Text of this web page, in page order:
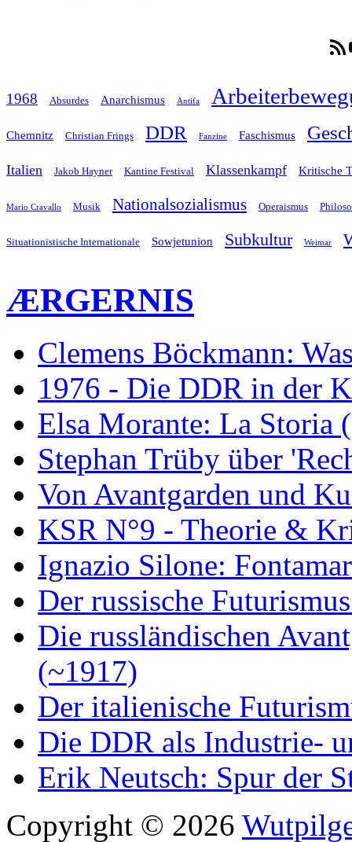
RSS-
1968 Absurdes Anarchismus Antifa
Chemnitz Christian Frings DDR Fanzine Faschismus
Italien Jakob Hayner Kantine Festival Klassenkampf Kritische
Mario Cravallo Musik Nationalsozialismus Operaismus
Situationistische Internationale Sowjetunion Subkultur Weimar
ÆRGERNIS
Clemens Böckmann:
1976 - Die DDR in der
Elsa Morante: La Storia
Stephan Trüby über
Von Avantgarden und
KSR N°9 - Theorie &
Ignazio Silone:
Der russische
Die russländischen
(~1917)
Der italienische
Die DDR als Industrie-
Erik Neutsch: Spur der
Copyright © 2026